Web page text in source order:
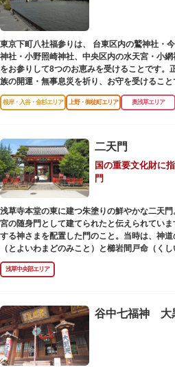
東京下町八社福参りは、 台東区内の鷲神社・
神社・小野照崎神社、中央区内の水天宮・小
をお参りして8つのお恵みを受けることです。
族の開運・無事息災を祈り、お守を受けるこ
も通じます。
根岸・入谷・金杉エリア 上野・御徒町エリア 奥浅草エリア
二天門
国の重要文化財に
門
浅草寺本堂の東に建つ朱塗りの鮮やかな二天
宮の随身門として建てられたと伝えられてい
する神さまを配置した門のこと。当時は、神
（とよいわまどのみこと）と櫛岩間戸命（く
像が左右に祀られていました。
しかし、1868年（明治元年）に明治政府が発
寺院である浅草寺には、この2柱の神さまの
鶴岡八幡宮にあった仏教の守護神である広目天
（じこくてん）の像を二天門に安置。これに
天門に変更されました。
その後、第二次世界大戦により2柱の像は焼失
んえいじ）の四代将軍徳川家綱霊廟にあった持
浅草中央部エリア
谷中七福神 大